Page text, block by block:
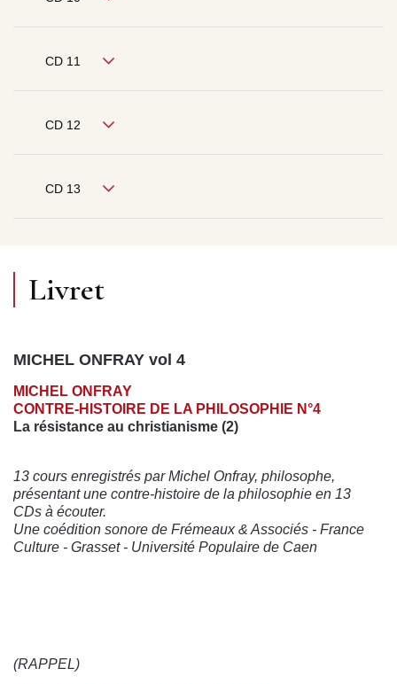
CD 11
CD 12
CD 13
Livret
MICHEL ONFRAY vol 4
MICHEL ONFRAY
CONTRE-HISTOIRE DE LA PHILOSOPHIE N°4
La résistance au christianisme (2)
13 cours enregistrés par Michel Onfray, philosophe,
présentant une contre-histoire de la philosophie en 13
CDs à écouter.
Une coédition sonore de Frémeaux & Associés - France
Culture - Grasset - Université Populaire de Caen
(RAPPEL)